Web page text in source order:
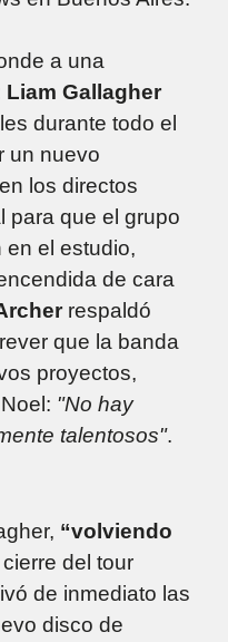
a una
Liam Gallagher
durante todo el
un nuevo
los directos
para que el grupo
el estudio,
de cara
respaldó
que la banda
proyectos,
"No hay
talentosos".
“volviendo
del tour
de inmediato las
disco de